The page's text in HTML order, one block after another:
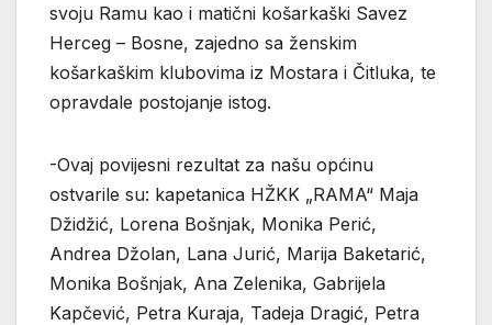
svoju Ramu kao i matični košarkaški Savez
Herceg – Bosne, zajedno sa ženskim
košarkaškim klubovima iz Mostara i Čitluka, te
opravdale postojanje istog.
-Ovaj povijesni rezultat za našu općinu
ostvarile su: kapetanica HŽKK „RAMA“ Maja
Džidžić, Lorena Bošnjak, Monika Perić,
Andrea Džolan, Lana Jurić, Marija Baketarić,
Monika Bošnjak, Ana Zelenika, Gabrijela
Kapčević, Petra Kuraja, Tadeja Dragić, Petra